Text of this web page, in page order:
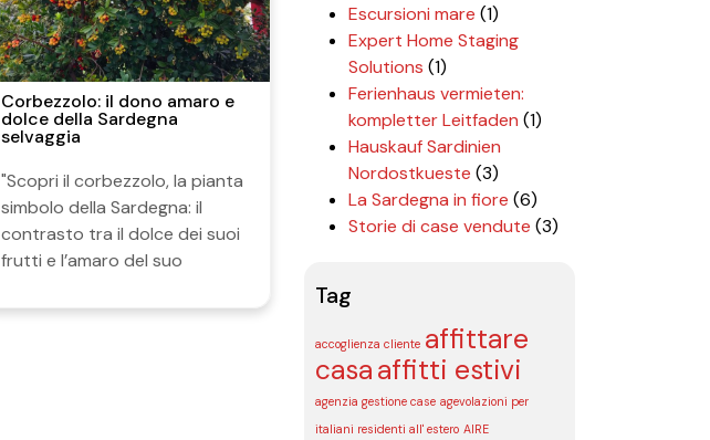
Corbezzolo: il dono amaro e
dolce della Sardegna
selvaggia
"Scopri il corbezzolo, la pianta
simbolo della Sardegna: il
contrasto tra il dolce dei suoi
frutti e l’amaro del suo
Escursioni mare (1)
Expert Home Staging
Solutions (1)
Ferienhaus vermieten:
kompletter Leitfaden (1)
Hauskauf Sardinien
Nordostkueste (3)
La Sardegna in fiore (6)
Storie di case vendute (3)
Tag
accoglienza cliente affittare
casaaffitti estivi
agenzia gestione case agevolazioni per
italiani residenti all' estero AIRE